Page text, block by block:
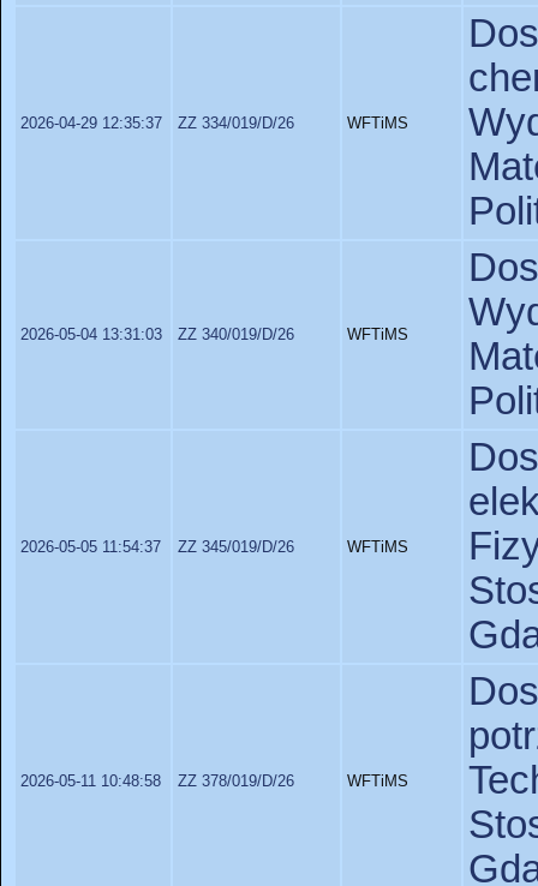
2026-04-29 12:35:37 ZZ 334/019/D/26 WFTiMS
2026-05-04 13:31:03 ZZ 340/019/D/26 WFTiMS
2026-05-05 11:54:37 ZZ 345/019/D/26 WFTiMS
2026-05-11 10:48:58 ZZ 378/019/D/26 WFTiMS